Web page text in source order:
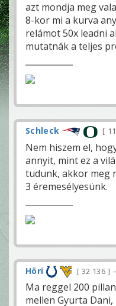
azt mondja meg
8-kor mi a kurva
relámot 50x leadni
mutatnák a teljes
Schleck
Nem hiszem el,
annyit, mint ez a
tudunk, akkor meg
3 éremesélyesünk.
Höri 32 136
Ma reggel 200
mellen Gyurta